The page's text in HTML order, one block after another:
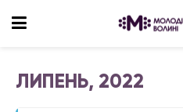
ЛИПЕНЬ, 2022